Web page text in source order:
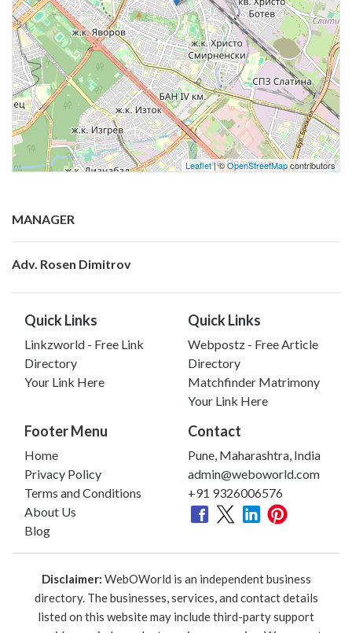
Leaflet| ©OpenStreetMapcontributors
MANAGER
Adv. Rosen Dimitrov
Quick Links
Linkzworld - Free Link
Directory
Your Link Here
Quick Links
Webpostz - Free Article
Directory
Matchfinder Matrimony
Your Link Here
Footer Menu
Home
Privacy Policy
Terms and Conditions
About Us
Blog
Contact
Pune, Maharashtra, India
admin@weboworld.com
+91 9326006576
Disclaimer: WebOWorld is an independent business
directory. The businesses, services, and contact details
listed on this website may include third-party support